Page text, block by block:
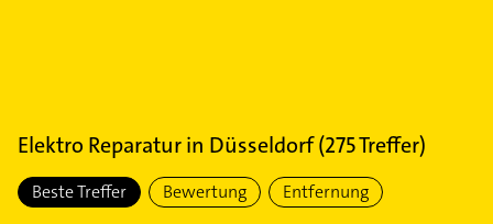
Elektro Reparaturin Düsseldorf(275Treffer)
Beste Treffer Bewertung Entfernung